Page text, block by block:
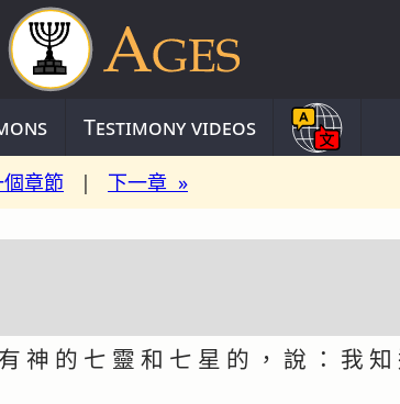
Testimony videos
章節 | 下一章 »
神 的 七 靈 和 七 星 的 ， 說 ： 我 知